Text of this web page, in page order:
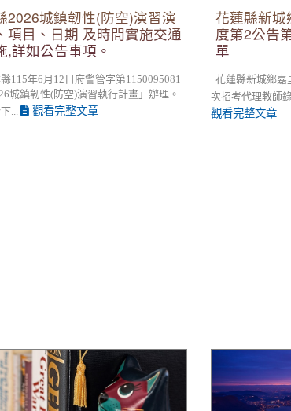
2026城鎮韌性(防空)演習演
項目、日期 及時間實施交通
,詳如公告事項。
115年6月12日府警管字第1150095081
城鎮韌性(防空)演習執行計畫」辦理。
...
觀看完整文章
花蓮縣新城
度第2公告
單
花蓮縣新城鄉嘉
次招考代理教師
觀看完整文章
嘉里國民小學 115學年度第3次
教師甄選簡章 （1次公告分6次招
2026太平洋
加。